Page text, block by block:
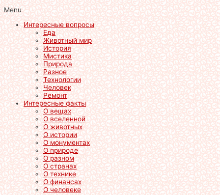
Menu
Интересные вопросы
Еда
Животный мир
История
Мистика
Природа
Разное
Технологии
Человек
Ремонт
Интересные факты
О вещах
О вселенной
О животных
О истории
О монументах
О природе
О разном
О странах
О технике
О финансах
О человеке